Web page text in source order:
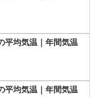
平均気温｜年間気温
平均気温｜年間気温